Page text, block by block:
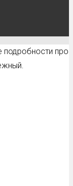
подробности про